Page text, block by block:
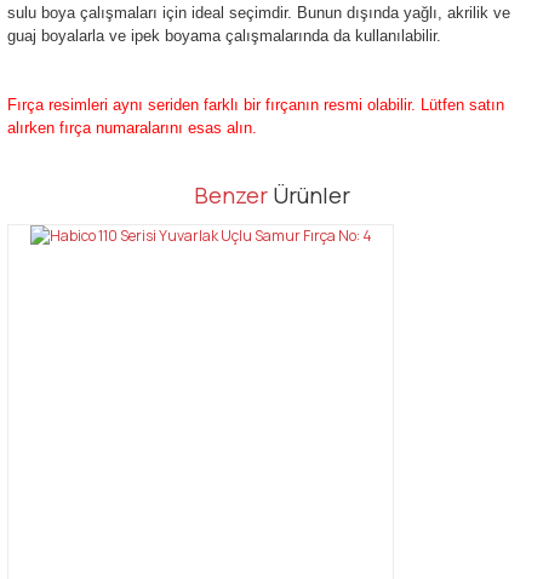
sulu boya çalışmaları için ideal seçimdir. Bunun dışında yağlı, akrilik ve
guaj boyalarla ve ipek boyama çalışmalarında da kullanılabilir.
Fırça resimleri aynı seriden farklı bir fırçanın resmi olabilir. Lütfen satın
alırken fırça numaralarını esas alın.
Bu ürüne ilk yorumu siz yapın!
Bu ürünün fiyat bilgisi, resim, ürün açıklamalarında ve diğer
tarafımıza iletebilirsiniz.
Benzer Ürünler